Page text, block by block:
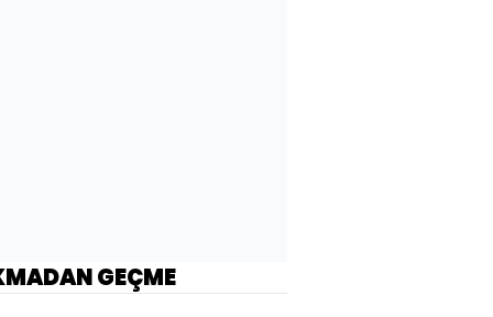
GEÇME